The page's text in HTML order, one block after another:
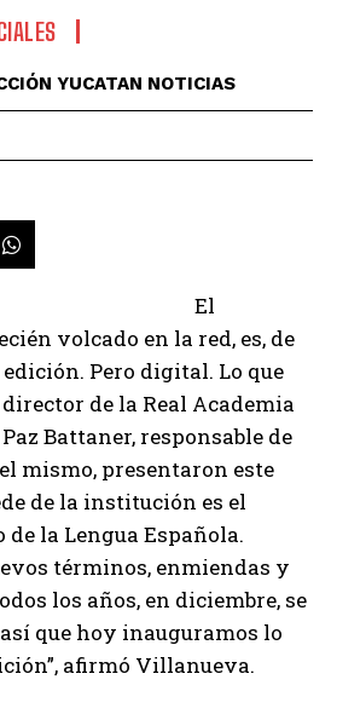
YUCATAN NOTICIAS
El
volcado en la red, es, de
Pero digital. Lo que
de la Real Academia
Battaner, responsable de
mismo, presentaron este
de la institución es el
la Lengua Española.
términos, enmiendas y
los años, en diciembre, se
que hoy inauguramos lo
afirmó Villanueva.